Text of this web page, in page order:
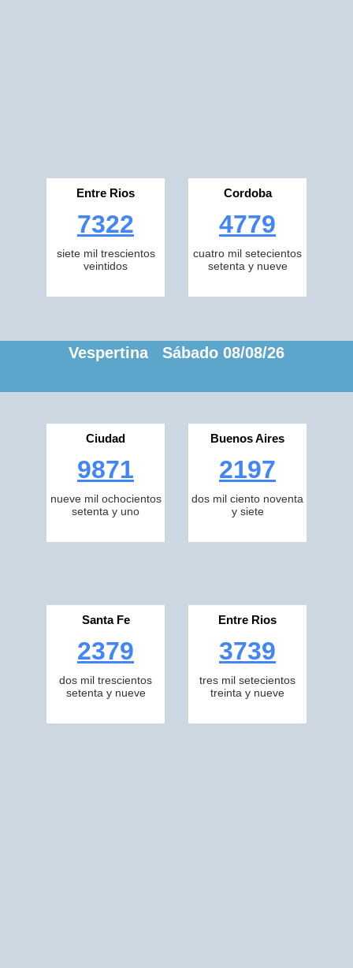
Entre Rios
7322
siete mil trescientos
veintidos
Cordoba
4779
cuatro mil setecientos
setenta y nueve
Vespertina Sábado 08/08/26
Ciudad
9871
nueve mil ochocientos
setenta y uno
Buenos Aires
2197
dos mil ciento noventa
y siete
Santa Fe
2379
dos mil trescientos
setenta y nueve
Entre Rios
3739
tres mil setecientos
treinta y nueve